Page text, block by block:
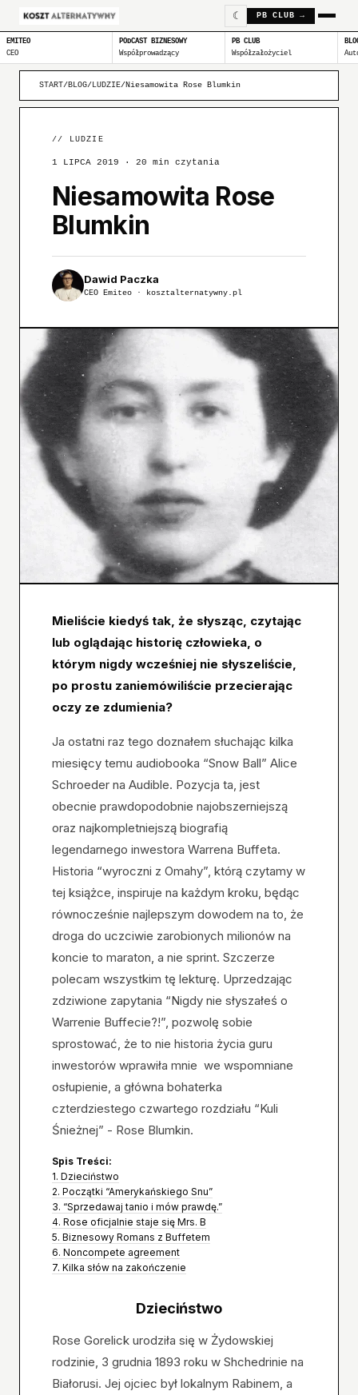
☾ PB CLUB →
EMITEO
CEO
PODCAST BIZNESOWY
Współprowadzący
PB CLUB
Współzałożyciel
START/BLOG/LUDZIE/Niesamowita Rose Blumkin
// LUDZIE
1 LIPCA 2019 · 20 min czytania
Niesamowita Rose
Blumkin
Dawid Paczka
CEO Emiteo · kosztalternatywny.pl
Mieliście kiedyś tak, że słysząc, czytając
lub oglądając historię człowieka, o
którym nigdy wcześniej nie słyszeliście,
po prostu zaniemówiliście przecierając
oczy ze zdumienia?
Ja ostatni raz tego doznałem słuchając kilka
miesięcy temu audiobooka “Snow Ball” Alice
Schroeder na Audible. Pozycja ta, jest
obecnie prawdopodobnie najobszerniejszą
oraz najkompletniejszą biografią
legendarnego inwestora Warrena Buffeta.
Historia “wyroczni z Omahy”, którą czytamy w
tej książce, inspiruje na każdym kroku, będąc
równocześnie najlepszym dowodem na to, że
droga do uczciwie zarobionych milionów na
koncie to maraton, a nie sprint. Szczerze
polecam wszystkim tę lekturę. Uprzedzając
zdziwione zapytania “Nigdy nie słyszałeś o
Warrenie Buffecie?!”, pozwolę sobie
sprostować, że to nie historia życia guru
inwestorów wprawiła mnie we wspomniane
osłupienie, a główna bohaterka
czterdziestego czwartego rozdziału “Kuli
Śnieżnej” - Rose Blumkin.
Spis Treści:
1. Dzieciństwo
2. Początki “Amerykańskiego Snu”
3. “Sprzedawaj tanio i mów prawdę.”
4. Rose oficjalnie staje się Mrs. B
5. Biznesowy Romans z Buffetem
6. Noncompete agreement
7. Kilka słów na zakończenie
Dzieciństwo
Rose Gorelick urodziła się w Żydowskiej
rodzinie, 3 grudnia 1893 roku w Shchedrinie na
Białorusi. Jej ojciec był lokalnym Rabinem, a